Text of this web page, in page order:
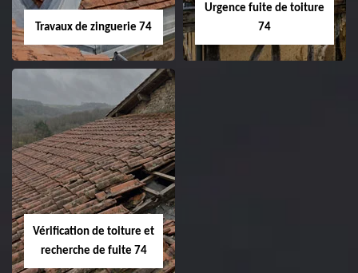
Travaux de zinguerie 74
Urgence fuite de toiture
74
Vérification de toiture et
recherche de fuite 74